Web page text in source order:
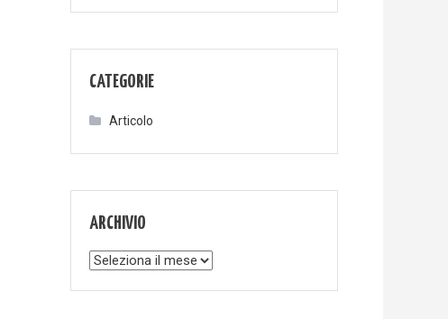
CATEGORIE
Articolo
ARCHIVIO
Archivio